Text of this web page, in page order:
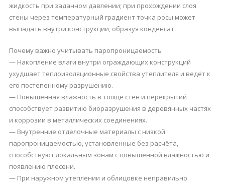
жидкость при заданном давлении; при прохождении слоя
стены через температурный градиент точка росы может
выпадать внутри конструкции, образуя конденсат.
Почему важно учитывать паропроницаемость
— Накопление влаги внутри ограждающих конструкций
ухудшает теплоизоляционные свойства утеплителя и ведёт к
его постепенному разрушению.
— Повышенная влажность в толще стен и перекрытий
способствует развитию биоразрушения в деревянных частях
и коррозии в металлических соединениях.
— Внутренние отделочные материалы с низкой
паропроницаемостью, установленные без расчёта,
способствуют локальным зонам с повышенной влажностью и
появлению плесени.
— При наружном утеплении и облицовке неправильно